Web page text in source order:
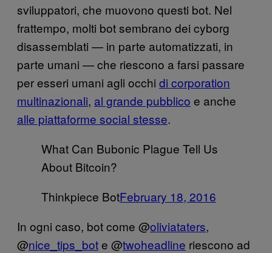
sviluppatori, che muovono questi bot. Nel
frattempo, molti bot sembrano dei cyborg
disassemblati — in parte automatizzati, in
parte umani — che riescono a farsi passare
per esseri umani agli occhi di corporation
multinazionali, al grande pubblico e anche
alle piattaforme social stesse.
What Can Bubonic Plague Tell Us
About Bitcoin?
Thinkpiece BotFebruary 18, 2016
In ogni caso, bot come @oliviataters,
@nice_tips_bote @twoheadline riescono ad